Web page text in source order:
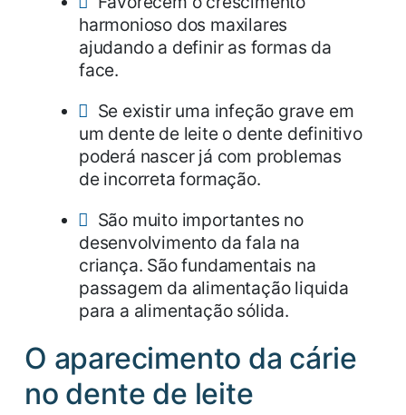
harmonioso dos maxilares
ajudando a definir as formas da
face.
Se existir uma infeção grave em
um dente de leite o dente definitivo
poderá nascer já com problemas
de incorreta formação.
São muito importantes no
desenvolvimento da fala na
criança. São fundamentais na
passagem da alimentação liquida
para a alimentação sólida.
O aparecimento da cárie
no dente de leite